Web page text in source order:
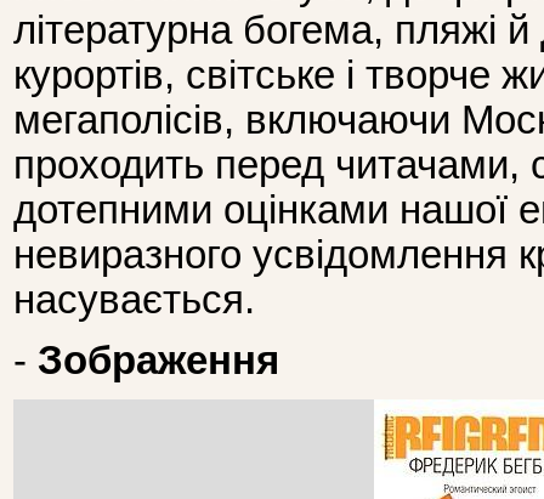
літературна богема, пляжі
курортів, світське і творче
мегаполісів, включаючи
проходить перед читачами,
дотепними оцінками нашої
невиразного усвідомлення
насувається.
- Зображення